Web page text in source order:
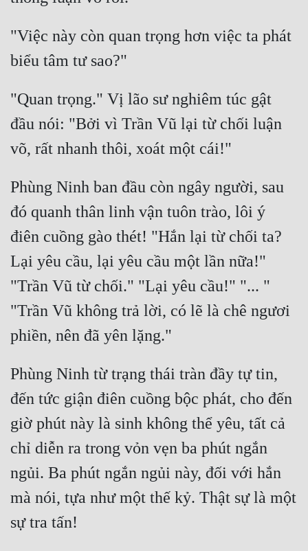
Đông Phương
Đông Phương Huyền Huyễn
Đồng Nhân
Cẩu Đạo Trường Sinh
Truyện Nam
Vô Địch Lưu
Xây Dựng Thế Lực
Đam Mỹ
Đẹp
Tính Cách Nhân Vật :
Cơ Trí
Sát Phạt Quyết Đoán
Vô Sỉ
"Việc này còn quan trọng hơn việc ta phát
"Quan trọng." Vị lão sư nghiêm túc gật
đầu nói: "Bởi vì Trần Vũ lại từ chối luận
Phùng Ninh ban đầu còn ngây người, sau
đó quanh thân linh vận tuôn trào, lôi ý
điên cuồng gào thét! "Hắn lại từ chối ta?
Lại yêu cầu, lại yêu cầu một lần nữa!"
"Trần Vũ từ chối." "Lại yêu cầu!" "... "
"Trần Vũ không trả lời, có lẽ là chê ngươi
Phùng Ninh từ trạng thái tràn đầy tự tin,
đến tức giận điên cuồng bộc phát, cho đến
giờ phút này là sinh không thể yêu, tất cả
chỉ diễn ra trong vỏn vẹn ba phút ngắn
ngủi. Ba phút ngắn ngủi này, đối với hắn
mà nói, tựa như một thế kỷ. Thật sự là một